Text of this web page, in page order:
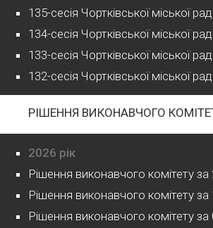
135-сесія Чортківської міської
134-сесія Чортківської міської
133-сесія Чортківської міської
132-сесія Чортківської міської
РІШЕННЯ ВИКОНАВЧОГО
2026 рік
Рішення виконавчого комітету
Рішення виконавчого комітету
Рішення виконавчого комітету